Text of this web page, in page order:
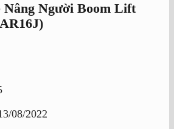
Nâng Người Boom Lift
08/2022